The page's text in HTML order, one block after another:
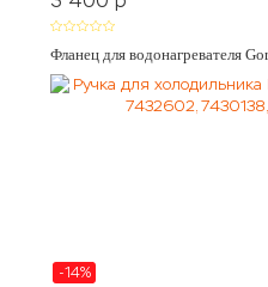
Фланец для водонагревателя
-14%